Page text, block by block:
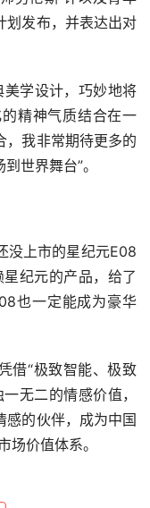
划发布，并表达出对
美学设计，巧妙地将
精神气质结合在一
，我非常期待更多的
世界舞台”。
没上市的星纪元E08
纪元的产品，给了
也一定能成为豪华
借“极致智能、极致
无二的情感价值，
感的伙伴，成为中国
场价值体系。